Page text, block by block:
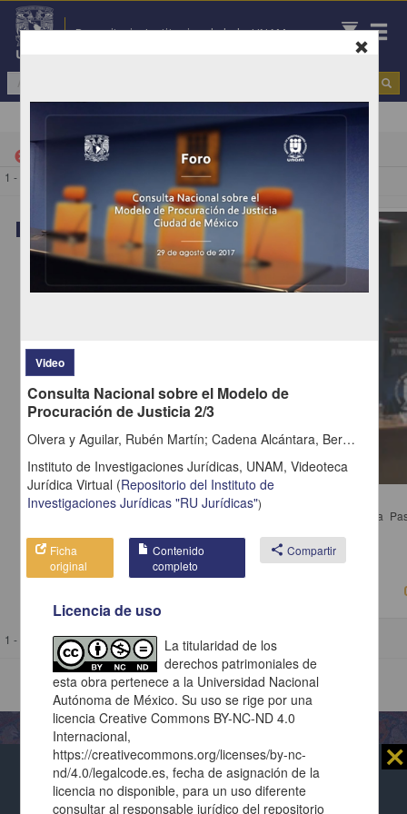
Al usar este repositorio estás aceptando sus
términos y condiciones de uso
, y te obligas a
⨯
Repositorio Institucional de la UNAM
cancel | Mesa de debate
1 - 1 de
Video
Mesa de discusión Recorte al Gasto Público 2015
Ríos Granados, Gabriela; Vásquez Colmenares, Pedro; Foncerrada
2015-03-05
Ciencias Sociales y Económicas
1 - 1 de 1 resultados
Repositorio Institucional de la
Universidad Nacional Autónoma de México
Video
Consulta Nacional sobre el Modelo de
Procuración de Justicia 2/3
Olvera y Aguilar, Rubén Martín; Cadena Alcántara, Bernardo; Gonzáles Duarte, Marcela; Zetina Pinelo, Amelia; Rangel Romero, Xochithl Guadalupe; Siddhartha Martínez Báez, Omar; Ríos Escutia, Erika; Avendaño Flores, Eduardo; Barragán Moreno, Eidy; Rosales, Carlos Manuel
Instituto de Investigaciones Jurídicas, UNAM, Videoteca
Jurídica Virtual (Repositorio del Instituto de
Investigaciones Jurídicas "RU Jurídicas")
Ficha
original
Contenido
completo
share Compartir
Licencia de uso
La titularidad de los
derechos patrimoniales de
esta obra pertenece a la Universidad Nacional
Autónoma de México. Su uso se rige por una
licencia Creative Commons BY-NC-ND 4.0
Internacional,
https://creativecommons.org/licenses/by-nc-
nd/4.0/legalcode.es, fecha de asignación de la
licencia no disponible, para un uso diferente
consultar al responsable jurídico del repositorio